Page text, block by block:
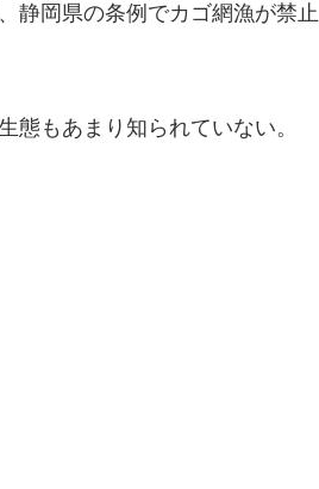
静岡県の条例でカゴ網漁が禁止
態もあまり知られていない。